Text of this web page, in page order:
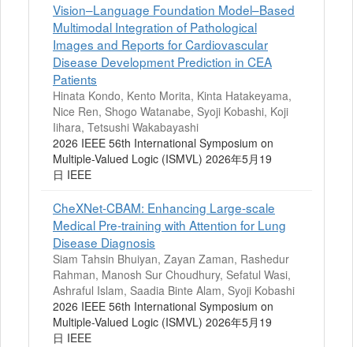
Vision–Language Foundation Model–Based
Multimodal Integration of Pathological
Images and Reports for Cardiovascular
Disease Development Prediction in CEA
Patients
Hinata Kondo, Kento Morita, Kinta Hatakeyama,
Nice Ren, Shogo Watanabe, Syoji Kobashi, Koji
Iihara, Tetsushi Wakabayashi
2026 IEEE 56th International Symposium on
Multiple-Valued Logic (ISMVL) 2026年5月19
日 IEEE
CheXNet-CBAM: Enhancing Large-scale
Medical Pre-training with Attention for Lung
Disease Diagnosis
Siam Tahsin Bhuiyan, Zayan Zaman, Rashedur
Rahman, Manosh Sur Choudhury, Sefatul Wasi,
Ashraful Islam, Saadia Binte Alam, Syoji Kobashi
2026 IEEE 56th International Symposium on
Multiple-Valued Logic (ISMVL) 2026年5月19
日 IEEE